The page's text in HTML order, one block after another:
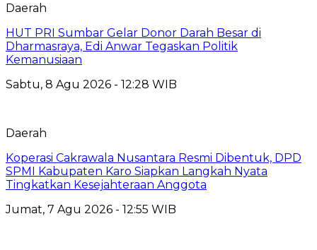
Daerah
HUT PRI Sumbar Gelar Donor Darah Besar di
Dharmasraya, Edi Anwar Tegaskan Politik
Kemanusiaan
Sabtu, 8 Agu 2026 - 12:28 WIB
Daerah
Koperasi Cakrawala Nusantara Resmi Dibentuk, DPD
SPMI Kabupaten Karo Siapkan Langkah Nyata
Tingkatkan Kesejahteraan Anggota
Jumat, 7 Agu 2026 - 12:55 WIB